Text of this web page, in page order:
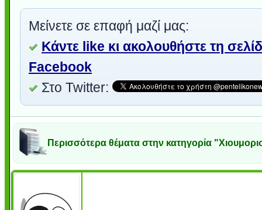
Μείνετε σε επαφή μαζί μας:
Κάντε like κι ακολουθήστε τη
Facebook
Στο Twitter:
Περισσότερα θέματα στην κατηγορία